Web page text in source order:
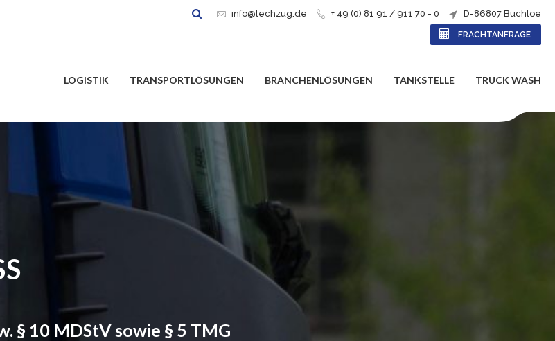
info@lechzug.de + 49 (0) 81 91 / 911 70 - 0 D-86807 Buchloe
FRACHTANFRAGE
LOGISTIK TRANSPORTLÖSUNGEN BRANCHENLÖSUNGEN TANKSTELLE TRUCK WASH
§ 10 MDStV sowie § 5 TMG